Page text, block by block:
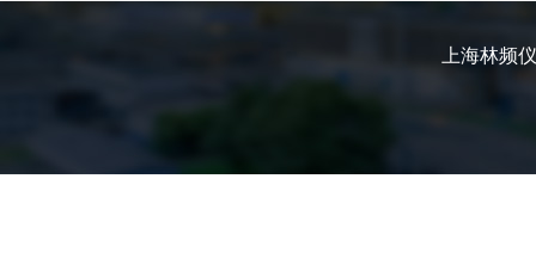
上海林频